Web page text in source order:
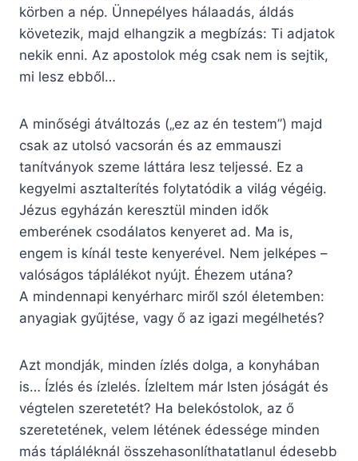
körben a nép. Ünnepélyes hálaadás, áldás
követezik, majd elhangzik a megbízás: Ti adjatok
nekik enni. Az apostolok még csak nem is sejtik,
mi lesz ebből…
A minőségi átváltozás („ez az én testem”) majd
csak az utolsó vacsorán és az emmauszi
tanítványok szeme láttára lesz teljessé. Ez a
kegyelmi asztalterítés folytatódik a világ végéig.
Jézus egyházán keresztül minden idők
emberének csodálatos kenyeret ad. Ma is,
engem is kínál teste kenyerével. Nem jelképes –
valóságos táplálékot nyújt. Éhezem utána?
A mindennapi kenyérharc miről szól életemben:
anyagiak gyűjtése, vagy ő az igazi megélhetés?
Azt mondják, minden ízlés dolga, a konyhában
is… Ízlés és ízlelés. Ízleltem már Isten jóságát és
végtelen szeretetét? Ha belekóstolok, az ő
szeretetének, velem létének édessége minden
más tápláléknál összehasonlíthatatlanul édesebb